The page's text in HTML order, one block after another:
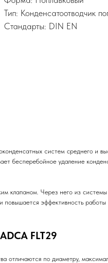
Тип: Конденсатоотводчик
Стандарты: DIN EN
систем среднего и
бесперебойное удаление
клапаном. Через него из системы
повышается эффективность
FLT29
отличаются по диаметру,